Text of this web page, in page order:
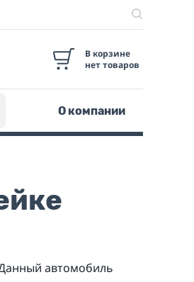
В корзине
нет товаров
О компании
автомобиль